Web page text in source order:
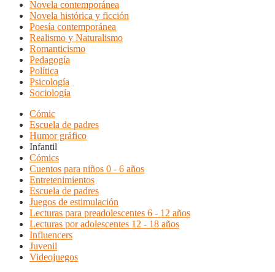
Novela contemporánea
Novela histórica y ficción
Poesía contemporánea
Realismo y Naturalismo
Romanticismo
Pedagogía
Política
Psicología
Sociología
Cómic
Escuela de padres
Humor gráfico
Infantil
Cómics
Cuentos para niños 0 - 6 años
Entretenimientos
Escuela de padres
Juegos de estimulación
Lecturas para preadolescentes 6 - 12 años
Lecturas por adolescentes 12 - 18 años
Influencers
Juvenil
Videojuegos